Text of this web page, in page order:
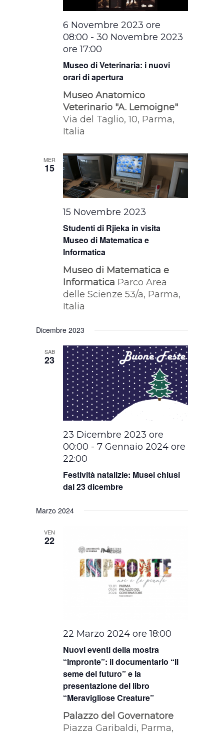
Museo di Veterinaria: i nuovi
orari di apertura
6 Novembre 2023 ore
08:00 -30 Novembre 2023
ore 17:00
Museo Anatomico
Veterinario "A. Lemoigne"
Via del Taglio, 10, Parma,
Italia
MER
15
Studenti di Rjieka in visita
Museo di Matematica e
Informatica
15 Novembre 2023
Museo di Matematica e
Informatica Parco Area
delle Scienze 53/a, Parma,
Italia
Dicembre 2023
SAB
23
Festività natalizie: Musei chiusi
dal 23 dicembre
23 Dicembre 2023 ore
00:00 -7 Gennaio 2024 ore
22:00
Marzo 2024
VEN
22
Nuovi eventi della mostra
“Impronte”: il documentario “Il
seme del futuro” e la
presentazione del libro
“Meravigliose Creature”
22 Marzo 2024 ore 18:00
Palazzo del Governatore
Piazza Garibaldi, Parma,